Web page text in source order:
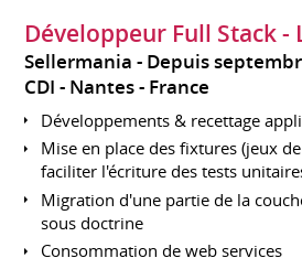
Développeur Full Stack -
Sellermania
Depuis
CDI
Nantes France
Développements & recettage
Mise en place des fixtures (jeux
faciliter l'écriture des tests
Migration d'une partie de la
sous doctrine
Consommation de web services